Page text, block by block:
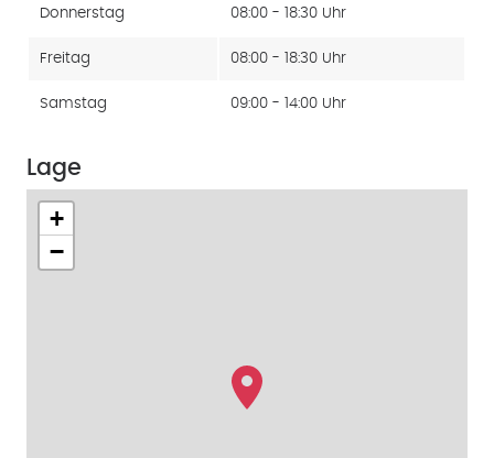
Donnerstag 08:00 - 18:30 Uhr
Freitag 08:00 - 18:30 Uhr
Samstag 09:00 - 14:00 Uhr
Lage
+
−